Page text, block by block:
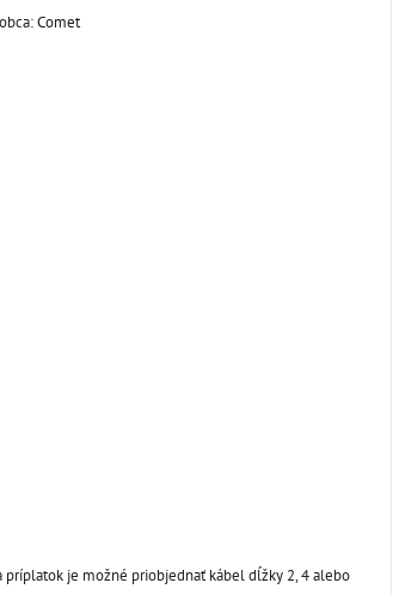
Comet
príplatok je možné priobjednať kábel dĺžky 2, 4 alebo